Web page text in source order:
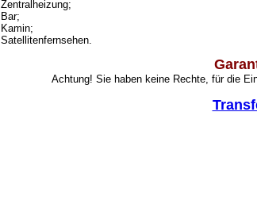
Zentralheizung;
Bar;
Kamin;
Satellitenfernsehen.
Achtung! Sie haben keine Rechte, für die